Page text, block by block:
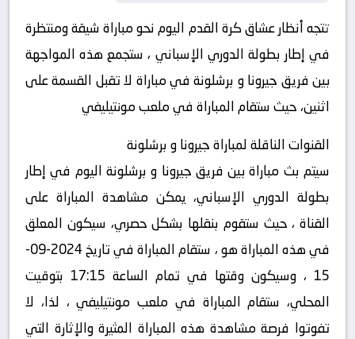
تتجه أنظار عشاق كرة القدم اليوم نحو مباراة شيقة ومنتظرة
في إطار بطولة الدوري الإسباني ، ستجمع هذه المواجهة
بين فريق جيرونا و برشلونة في مباراة لا تقبل القسمة على
اثنين، حيث ستقام المباراة في ملعب مونتيليفي
القنوات الناقلة لمباراة جيرونا و برشلونة
سيتم بث مباراة بين فريق جيرونا و برشلونة اليوم في إطار
بطولة الدوري الإسباني، يمكن مشاهدة المباراة على
القناة ، حيث ستقوم بنقلها بشكل حصري، سيكون المعلق
في هذه المباراة هو ، ستقام المباراة في تاريخ 2024-09-
15 ، وسيكون وقتها في تمام الساعة 17:15 بتوقيت
المحلي، ستقام المباراة في ملعب مونتيليفي ، لذا، لا
تفوتوا فرصة مشاهدة هذه المباراة المثيرة والإثارة التي